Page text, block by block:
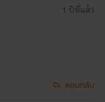
1 ปีที่แล้ว
ตอบกลับ